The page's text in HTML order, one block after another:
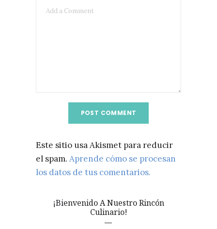
Este sitio usa Akismet para reducir
el spam. Aprende cómo se procesan
los datos de tus comentarios.
¡Bienvenido A Nuestro Rincón
Culinario!